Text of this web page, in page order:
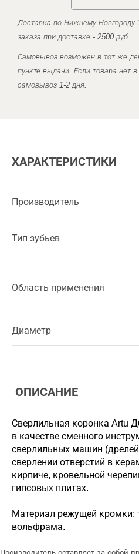
Доставка по Нижнему
заказа при доставке - 2500 руб.
Самовывоз возможен в тот же
пункте выдачи. Если товара нет
самовывоз 1-2 дня.
ХАРАКТЕРИСТИКИ
Производитель
Тип зубьев
Область применения
Диаметр
ОПИСАНИЕ
Сверлильная коронка Artu
в качестве сменного
сверлильных машин
сверлении отверстий в
кирпиче, кровельной
гипсовых плитах.
Материал режущей кромки:
вольфрама.